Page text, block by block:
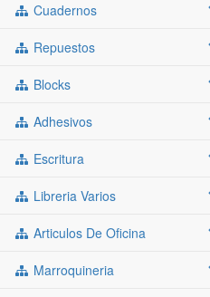
Cuadernos
Repuestos
Blocks
Adhesivos
Escritura
Libreria Varios
Articulos De Oficina
Marroquineria